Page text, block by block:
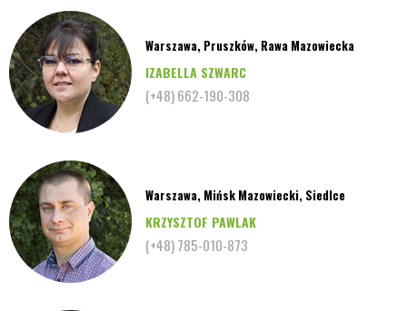
Warszawa, Pruszków, Rawa Mazowiecka
IZABELLA SZWARC
(+48) 662-190-308
Warszawa, Mińsk Mazowiecki, Siedlce
KRZYSZTOF PAWLAK
(+48) 785-010-873